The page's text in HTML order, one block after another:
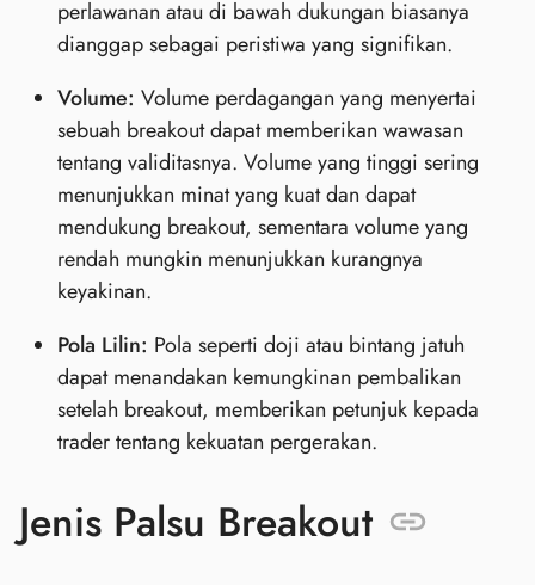
perlawanan atau di bawah dukungan biasanya
dianggap sebagai peristiwa yang signifikan.
Volume: Volume perdagangan yang menyertai
sebuah breakout dapat memberikan wawasan
tentang validitasnya. Volume yang tinggi sering
menunjukkan minat yang kuat dan dapat
mendukung breakout, sementara volume yang
rendah mungkin menunjukkan kurangnya
keyakinan.
Pola Lilin: Pola seperti doji atau bintang jatuh
dapat menandakan kemungkinan pembalikan
setelah breakout, memberikan petunjuk kepada
trader tentang kekuatan pergerakan.
Jenis Palsu Breakout